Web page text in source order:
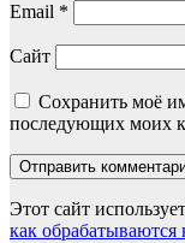
Email *
Сайт
Сохранить моё
последующих моих
Этот сайт
как